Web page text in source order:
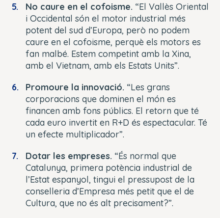
No caure en el cofoisme. “El Vallès Oriental
i Occidental són el motor industrial més
potent del sud d’Europa, però no podem
caure en el cofoisme, perquè els motors es
fan malbé. Estem competint amb la Xina,
amb el Vietnam, amb els Estats Units”.
Promoure la innovació. “Les grans
corporacions que dominen el món es
financen amb fons públics. El retorn que té
cada euro invertit en R+D és espectacular. Té
un efecte multiplicador”.
Dotar les empreses. “És normal que
Catalunya, primera potència industrial de
l’Estat espanyol, tingui el pressupost de la
conselleria d’Empresa més petit que el de
Cultura, que no és alt precisament?”.